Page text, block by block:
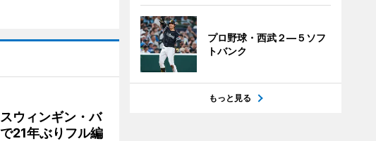
ウィンギン・バ
21年ぶりフル編
プロ野球・西武２―５ソフ
トバンク
もっと見る